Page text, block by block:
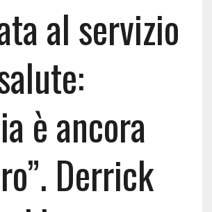
al servizio
è ancora
Derrick